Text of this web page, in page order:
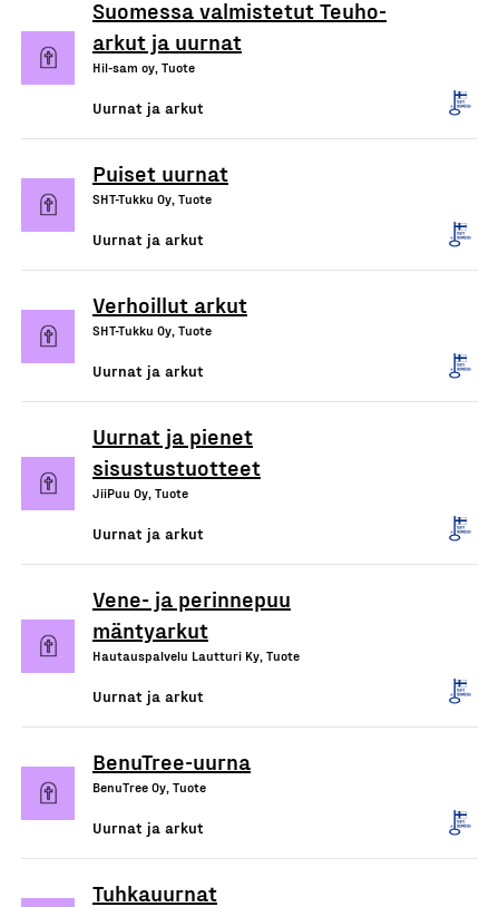
Suomessa valmistetut Teuho-
arkut ja uurnat
Hil-sam oy, Tuote
Uurnat ja arkut
Puiset uurnat
SHT-Tukku Oy, Tuote
Uurnat ja arkut
Verhoillut arkut
SHT-Tukku Oy, Tuote
Uurnat ja arkut
Uurnat ja pienet
sisustustuotteet
JiiPuu Oy, Tuote
Uurnat ja arkut
Vene- ja perinnepuu
mäntyarkut
Hautauspalvelu Lautturi Ky, Tuote
Uurnat ja arkut
BenuTree-uurna
BenuTree Oy, Tuote
Uurnat ja arkut
Tuhkauurnat